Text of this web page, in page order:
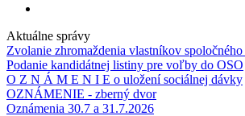
Aktuálne správy
Zvolanie zhromaždenia vlastníkov
Podanie kandidátnej listiny pre voľby do OSO
O Z N Á M E N I E o uložení sociálnej dávky
OZNÁMENIE - zberný dvor
Oznámenia 30.7 a 31.7.2026